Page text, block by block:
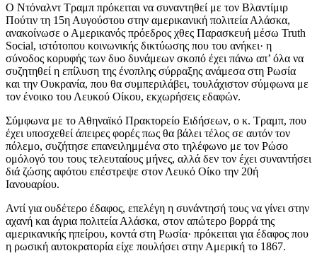
Ο Ντόναλντ Τραμπ πρόκειται να συναντηθεί με τον Βλαντίμιρ
Πούτιν τη 15η Αυγούστου στην αμερικανική πολιτεία Αλάσκα,
ανακοίνωσε ο Αμερικανός πρόεδρος χθες Παρασκευή μέσω Truth
Social, ιστότοπου κοινωνικής δικτύωσης που του ανήκει· η
σύνοδος κορυφής των δυο δυνάμεων σκοπό έχει πάνω απ’ όλα να
συζητηθεί η επίλυση της ένοπλης σύρραξης ανάμεσα στη Ρωσία
και την Ουκρανία, που θα συμπεριλάβει, τουλάχιστον σύμφωνα με
τον ένοικο του Λευκού Οίκου, εκχωρήσεις εδαφών.
Σύμφωνα με το Αθηναϊκό Πρακτορείο Ειδήσεων, ο κ. Τραμπ, που
έχει υποσχεθεί άπειρες φορές πως θα βάλει τέλος σε αυτόν τον
πόλεμο, συζήτησε επανειλημμένα στο τηλέφωνο με τον Ρώσο
ομόλογό του τους τελευταίους μήνες, αλλά δεν τον έχει συναντήσει
διά ζώσης αφότου επέστρεψε στον Λευκό Οίκο την 20ή
Ιανουαρίου.
Αντί για ουδέτερο έδαφος, επελέγη η συνάντησή τους να γίνει στην
αχανή και άγρια πολιτεία Αλάσκα, στον απώτερο βορρά της
αμερικανικής ηπείρου, κοντά στη Ρωσία· πρόκειται για έδαφος που
η ρωσική αυτοκρατορία είχε πουλήσει στην Αμερική το 1867.